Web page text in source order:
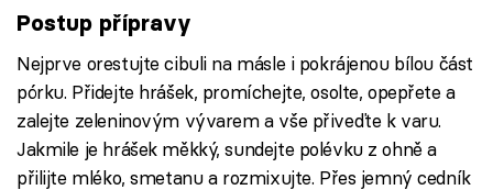
Postup přípravy
Nejprve orestujte cibuli na másle i pokrájenou bílou část
pórku. Přidejte hrášek, promíchejte, osolte, opepřete a
zalejte zeleninovým vývarem a vše přiveďte k varu.
Jakmile je hrášek měkký, sundejte polévku z ohně a
přilijte mléko, smetanu a rozmixujte. Přes jemný cedník